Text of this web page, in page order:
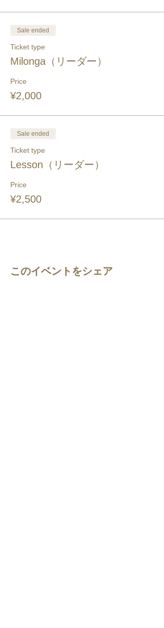
Sale ended
Ticket type
Milonga（リーダー）
Price
¥2,000
Sale ended
Ticket type
Lesson（リーダー）
Price
¥2,500
このイベントをシェア